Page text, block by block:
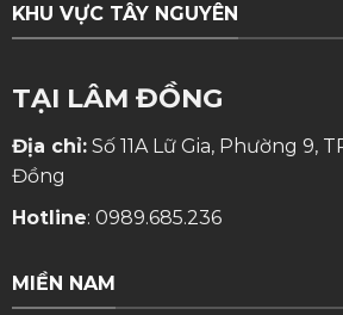
KHU VỰC TÂY NGUYÊN
TẠI LÂM ĐỒNG
Địa chỉ:Số 11A Lữ Gia, Phường 9,
Đồng
Hotline: 0989.685.236
MIỀN NAM